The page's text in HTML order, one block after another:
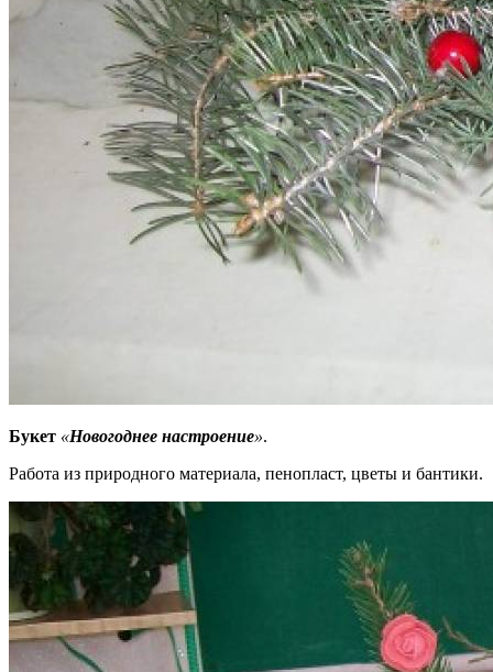
Букет «Новогоднее настроение».
Работа из природного материала, пенопласт, цветы и бантики.